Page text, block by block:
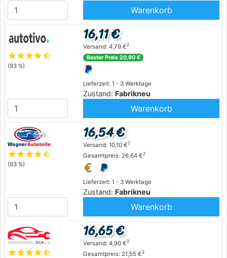
Warenkorb
starstarstarstarstar_half
(93 %)
Lieferzeit: 1 - 3 Werktage
Zustand: Fabrikneu
16,11 €
Versand: 4,79 €2
Bester Preis 20,90 €
Warenkorb
starstarstarstarstar_half
(93 %)
Lieferzeit: 1 - 3 Werktage
Zustand: Fabrikneu
16,54 €
Versand: 10,10 €2
Gesamtpreis: 26,64 €2
Warenkorb
starstarstarstarstar_half
16,65 €
Versand: 4,90 €2
Gesamtpreis: 21,55 €2